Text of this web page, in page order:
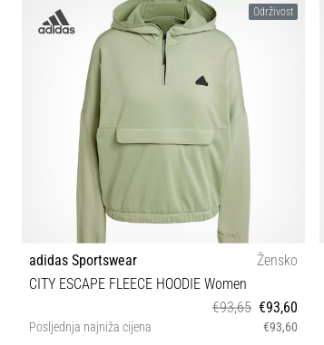
3XL Održivost
adidas Sportswear
Žensko
CITY ESCAPE FLEECE HOODIE Women
€93,65 €93,60
Posljednja najniža cijena €93,60